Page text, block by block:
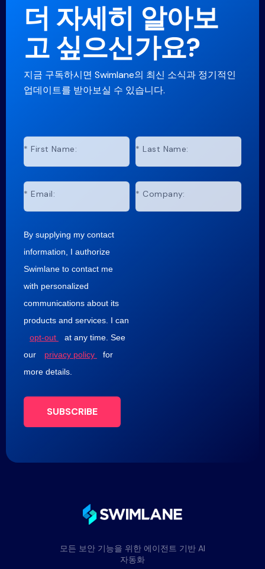
더 자세히 알아보
고 싶으신가요?
지금 구독하시면 Swimlane의 최신 소식과 정기적인
업데이트를 받아보실 수 있습니다.
* First Name: * Last Name:
* Email: * Company:
By supplying my contact
information, I authorize
Swimlane to contact me
with personalized
communications about its
products and services. I can
opt-out
at any time. See
our
privacy policy
for
more details.
SUBSCRIBE
모든 보안 기능을 위한 에이전트 기반 AI
자동화